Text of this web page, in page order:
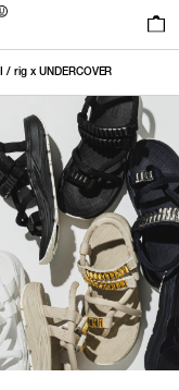
/ rig x UNDERCOVER